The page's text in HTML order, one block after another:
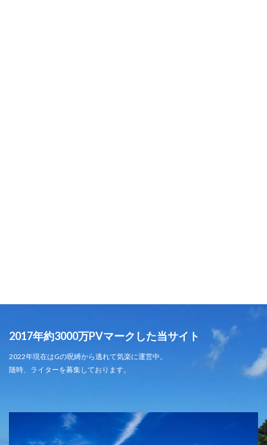
2017年約3000万PVマークした当サイト
2022年現在はGの呪縛から逃れて気楽に運営中。
随時、ライターを募集しております。